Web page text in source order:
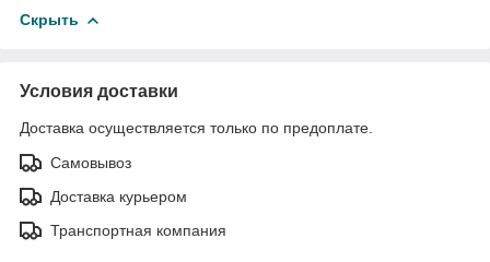
Скрыть
Условия доставки
Доставка осуществляется только по предоплате.
Самовывоз
Доставка курьером
Транспортная компания